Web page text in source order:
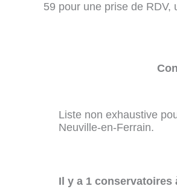
59 pour une prise de RDV,
Liste non exhaustive
Neuville-en-Ferrain.
Il y a 1 conservatoires